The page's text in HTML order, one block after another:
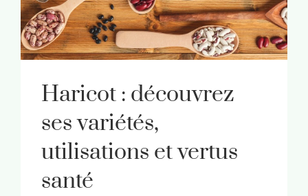
Haricot : découvrez
ses variétés,
utilisations et vertus
santé